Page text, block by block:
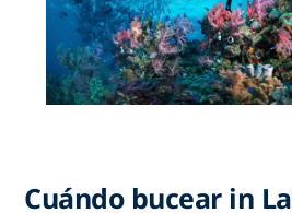
Cuándo bucear in